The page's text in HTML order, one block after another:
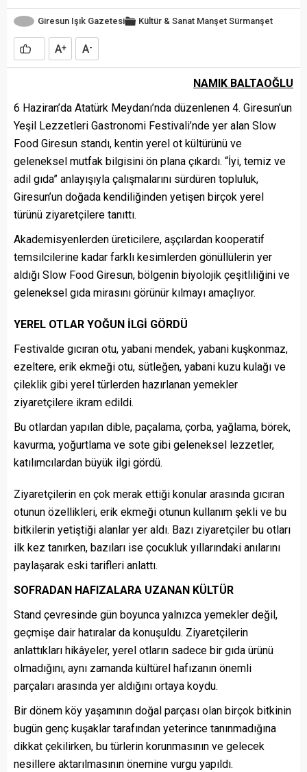
Giresun Işık Gazetesi Kültür & Sanat Manşet Sürmanşet
A+ A-
NAMIK BALTAOĞLU
6 Haziran’da Atatürk Meydanı’nda düzenlenen 4. Giresun’un
Yeşil Lezzetleri Gastronomi Festivali’nde yer alan Slow
Food Giresun standı, kentin yerel ot kültürünü ve
geleneksel mutfak bilgisini ön plana çıkardı. “İyi, temiz ve
adil gıda” anlayışıyla çalışmalarını sürdüren topluluk,
Giresun’un doğada kendiliğinden yetişen birçok yerel
türünü ziyaretçilere tanıttı.
Akademisyenlerden üreticilere, aşçılardan kooperatif
temsilcilerine kadar farklı kesimlerden gönüllülerin yer
aldığı Slow Food Giresun, bölgenin biyolojik çeşitliliğini ve
geleneksel gıda mirasını görünür kılmayı amaçlıyor.
YEREL OTLAR YOĞUN İLGİ GÖRDÜ
Festivalde gıcıran otu, yabani mendek, yabani kuşkonmaz,
ezeltere, erik ekmeği otu, sütleğen, yabani kuzu kulağı ve
çileklik gibi yerel türlerden hazırlanan yemekler
ziyaretçilere ikram edildi.
Bu otlardan yapılan dible, paçalama, çorba, yağlama, börek,
kavurma, yoğurtlama ve sote gibi geleneksel lezzetler,
katılımcılardan büyük ilgi gördü.
Ziyaretçilerin en çok merak ettiği konular arasında gıcıran
otunun özellikleri, erik ekmeği otunun kullanım şekli ve bu
bitkilerin yetiştiği alanlar yer aldı. Bazı ziyaretçiler bu otları
ilk kez tanırken, bazıları ise çocukluk yıllarındaki anılarını
paylaşarak eski tarifleri anlattı.
SOFRADAN HAFIZALARA UZANAN KÜLTÜR
Stand çevresinde gün boyunca yalnızca yemekler değil,
geçmişe dair hatıralar da konuşuldu. Ziyaretçilerin
anlattıkları hikâyeler, yerel otların sadece bir gıda ürünü
olmadığını, aynı zamanda kültürel hafızanın önemli
parçaları arasında yer aldığını ortaya koydu.
Bir dönem köy yaşamının doğal parçası olan birçok bitkinin
bugün genç kuşaklar tarafından yeterince tanınmadığına
dikkat çekilirken, bu türlerin korunmasının ve gelecek
nesillere aktarılmasının önemine vurgu yapıldı.